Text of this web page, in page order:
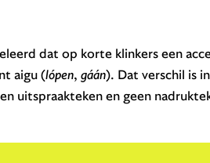
dat op korte klinkers een
aigu (lópen, gáán). Dat verschil is
uitspraakteken en geen